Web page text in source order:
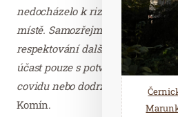
nedocházelo k rizikovému
místě. Samozřejmostí, kterou
respektování dalších obvyklých
účast pouze s potvrzením o
covidu nebo dodržování
Komín.